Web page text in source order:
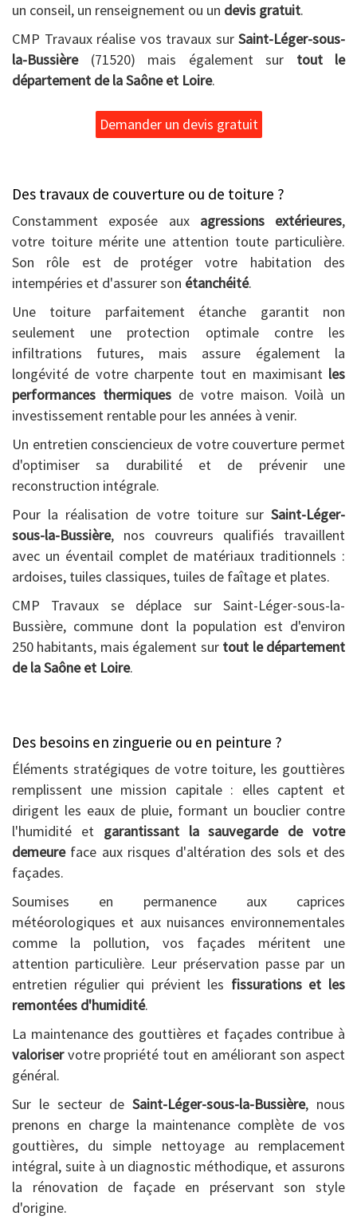
un conseil, un renseignement ou un devis gratuit.
CMP Travaux réalise vos travaux sur Saint-Léger-sous-
la-Bussière(71520) mais également sur tout le
département de la Saône et Loire.
Demander un devis gratuit
Des travaux de couverture ou de toiture ?
Constamment exposée aux agressions extérieures,
votre toiture mérite une attention toute particulière.
Son rôle est de protéger votre habitation des
intempéries et d'assurer son étanchéité.
Une toiture parfaitement étanche garantit non
seulement une protection optimale contre les
infiltrations futures, mais assure également la
longévité de votre charpente tout en maximisant les
performances thermiques de votre maison. Voilà un
investissement rentable pour les années à venir.
Un entretien consciencieux de votre couverture permet
d'optimiser sa durabilité et de prévenir une
reconstruction intégrale.
Pour la réalisation de votre toiture sur Saint-Léger-
sous-la-Bussière, nos couvreurs qualifiés travaillent
avec un éventail complet de matériaux traditionnels :
ardoises, tuiles classiques, tuiles de faîtage et plates.
CMP Travaux se déplace sur Saint-Léger-sous-la-
Bussière, commune dont la population est d'environ
250 habitants, mais également sur tout le département
de la Saône et Loire.
Des besoins en zinguerie ou en peinture ?
Éléments stratégiques de votre toiture, les gouttières
remplissent une mission capitale : elles captent et
dirigent les eaux de pluie, formant un bouclier contre
l'humidité et garantissant la sauvegarde de votre
demeureface aux risques d'altération des sols et des
façades.
Soumises en permanence aux caprices
météorologiques et aux nuisances environnementales
comme la pollution, vos façades méritent une
attention particulière. Leur préservation passe par un
entretien régulier qui prévient les fissurations et les
remontées d'humidité.
La maintenance des gouttières et façades contribue à
valoriservotre propriété tout en améliorant son aspect
général.
Sur le secteur deSaint-Léger-sous-la-Bussière, nous
prenons en charge la maintenance complète de vos
gouttières, du simple nettoyage au remplacement
intégral, suite à un diagnostic méthodique, et assurons
la rénovation de façade en préservant son style
d'origine.